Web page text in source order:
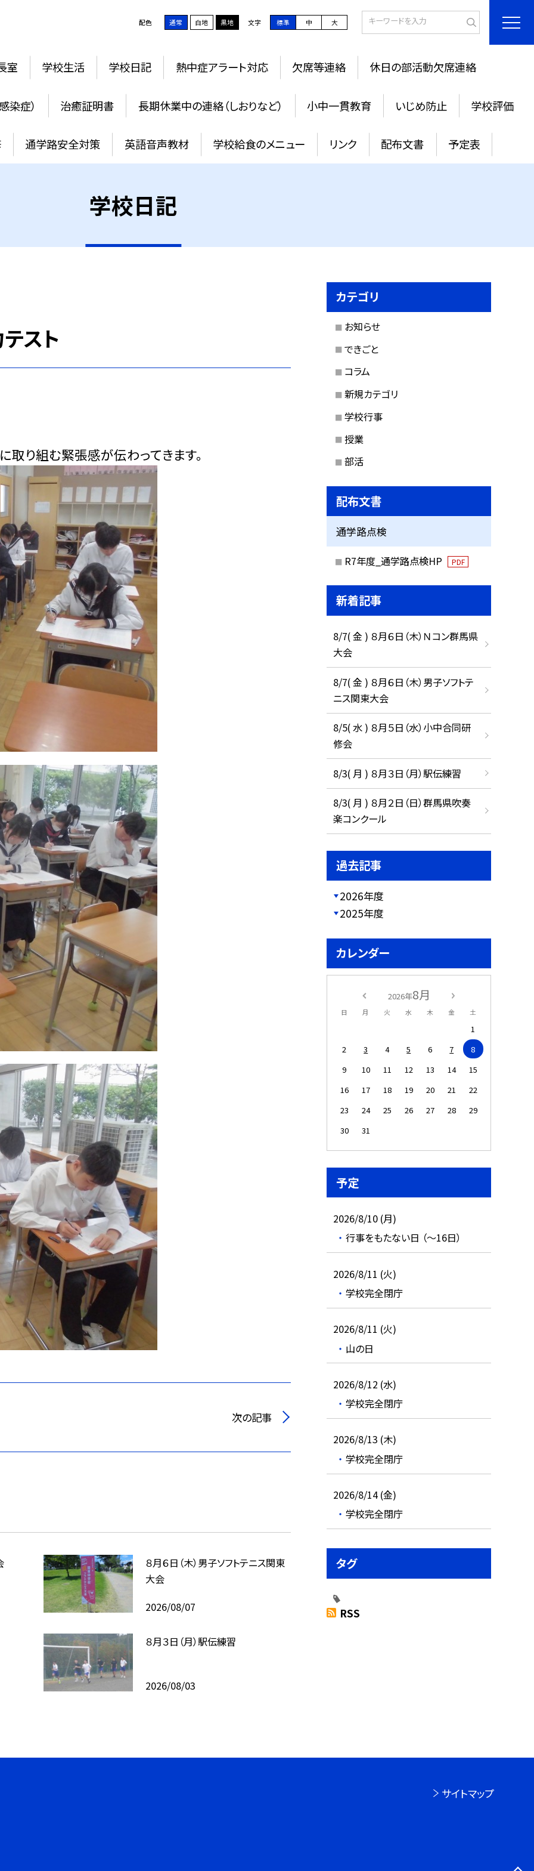
配色 通常 白地 黒地 文字 標準 中 大
室 学校生活 学校日記 熱中症アラート対応 欠席等連絡 休日の部活動欠席連絡
染症） 治癒証明書 長期休業中の連絡（しおりなど） 小中一貫教育 いじめ防止 学校評価
通学路安全対策 英語音声教材 学校給食のメニュー リンク 配布文書 予定表
学校日記
スト
取り組む緊張感が伝わってきます。
次の記事
８月６日（木）男子ソフトテニス関東
大会
2026/08/07
８月３日（月）駅伝練習
2026/08/03
カテゴリ
お知らせ
できごと
コラム
新規カテゴリ
学校行事
授業
部活
配布文書
通学路点検
R7年度_通学路点検HP PDF
新着記事
8/7( 金 ) ８月６日（木）Ｎコン群馬県
大会
8/7( 金 ) ８月６日（木）男子ソフトテ
ニス関東大会
8/5( 水 ) ８月５日（水）小中合同研
修会
8/3( 月 ) ８月３日（月）駅伝練習
8/3( 月 ) ８月２日（日）群馬県吹奏
楽コンクール
過去記事
2026年度
2025年度
カレンダー
2026年8月
日 月 火 水 木 金 土
1
2
3 4 5 6 7
8
9
10 11 12 13 14
15
16
17 18 19 20 21
22
23
24 25 26 27 28
29
30
31
予定
2026/8/10 (月)
行事をもたない日 （～16日）
2026/8/11 (火)
学校完全閉庁
2026/8/11 (火)
山の日
2026/8/12 (水)
学校完全閉庁
2026/8/13 (木)
学校完全閉庁
2026/8/14 (金)
学校完全閉庁
タグ
RSS
サイトマップ